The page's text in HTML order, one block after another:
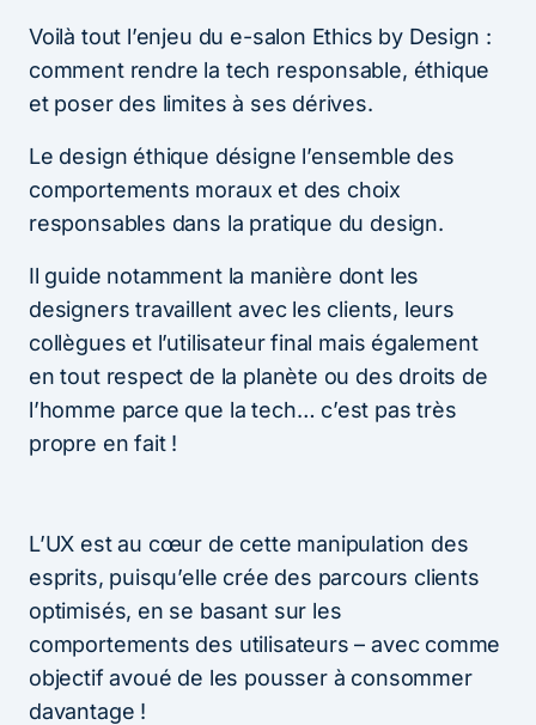
Voilà tout l’enjeu du e-salon Ethics by Design :
comment rendre la tech responsable, éthique
et poser des limites à ses dérives.
Le design éthique désigne l’ensemble des
comportements moraux et des choix
responsables dans la pratique du design.
Il guide notamment la manière dont les
designers travaillent avec les clients, leurs
collègues et l’utilisateur final mais également
en tout respect de la planète ou des droits de
l’homme parce que la tech… c’est pas très
propre en fait !
L’UX est au cœur de cette manipulation des
esprits, puisqu’elle crée des parcours clients
optimisés, en se basant sur les
comportements des utilisateurs – avec comme
objectif avoué de les pousser à consommer
davantage !